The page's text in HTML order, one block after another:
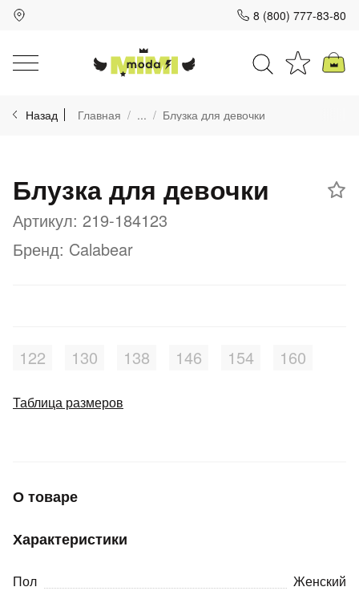
8 (800) 777-83-80
Назад Главная ... Блузка для девочки
Блузка для девочки
Артикул: 219-184123
Бренд: Calabear
122 130 138 146 154 160
Таблица размеров
О товаре
Характеристики
Пол
Женский
Для клиентов всех банков
Разбейте
без переплат
График платежей
в корзину
Получайте товар